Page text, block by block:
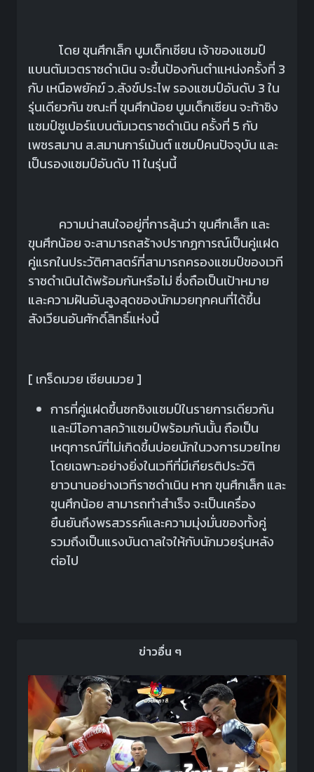
โดย ขุนศึกเล็ก บูมเด็กเซียน เจ้าของแชมป์
แบนตัมเวตราชดำเนิน จะขึ้นป้องกันตำแหน่งครั้งที่ 3
กับ เหนือพยัคฆ์ ว.สังข์ประไพ รองแชมป์อันดับ 3 ใน
รุ่นเดียวกัน ขณะที่ ขุนศึกน้อย บูมเด็กเซียน จะท้าชิง
แชมป์ซูเปอร์แบนตัมเวตราชดำเนิน ครั้งที่ 5 กับ
เพชรสมาน ส.สมานการ์เม้นต์ แชมป์คนปัจจุบัน และ
เป็นรองแชมป์อันดับ 11 ในรุ่นนี้
ความน่าสนใจอยู่ที่การลุ้นว่า ขุนศึกเล็ก และ
ขุนศึกน้อย จะสามารถสร้างปรากฏการณ์เป็นคู่แฝด
คู่แรกในประวัติศาสตร์ที่สามารถครองแชมป์ของเวที
ราชดำเนินได้พร้อมกันหรือไม่ ซึ่งถือเป็นเป้าหมาย
และความฝันอันสูงสุดของนักมวยทุกคนที่ได้ขึ้น
สังเวียนอันศักดิ์สิทธิ์แห่งนี้
[ เกร็ดมวย เซียนมวย ]
การที่คู่แฝดขึ้นชกชิงแชมป์ในรายการเดียวกัน
และมีโอกาสคว้าแชมป์พร้อมกันนั้น ถือเป็น
เหตุการณ์ที่ไม่เกิดขึ้นบ่อยนักในวงการมวยไทย
โดยเฉพาะอย่างยิ่งในเวทีที่มีเกียรติประวัติ
ยาวนานอย่างเวทีราชดำเนิน หาก ขุนศึกเล็ก และ
ขุนศึกน้อย สามารถทำสำเร็จ จะเป็นเครื่อง
ยืนยันถึงพรสวรรค์และความมุ่งมั่นของทั้งคู่
รวมถึงเป็นแรงบันดาลใจให้กับนักมวยรุ่นหลัง
ต่อไป
ข่าวอื่น ๆ